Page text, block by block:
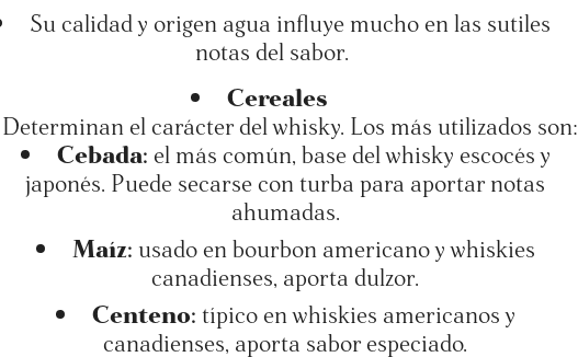
Su calidad y origen agua influye mucho en las sutiles
notas del sabor.
Cereales
Determinan el carácter del whisky. Los más utilizados son:
Cebada: el más común, base del whisky escocés y
japonés. Puede secarse con turba para aportar notas
ahumadas.
Maíz: usado en bourbon americano y whiskies
canadienses, aporta dulzor.
Centeno: típico en whiskies americanos y
canadienses, aporta sabor especiado.